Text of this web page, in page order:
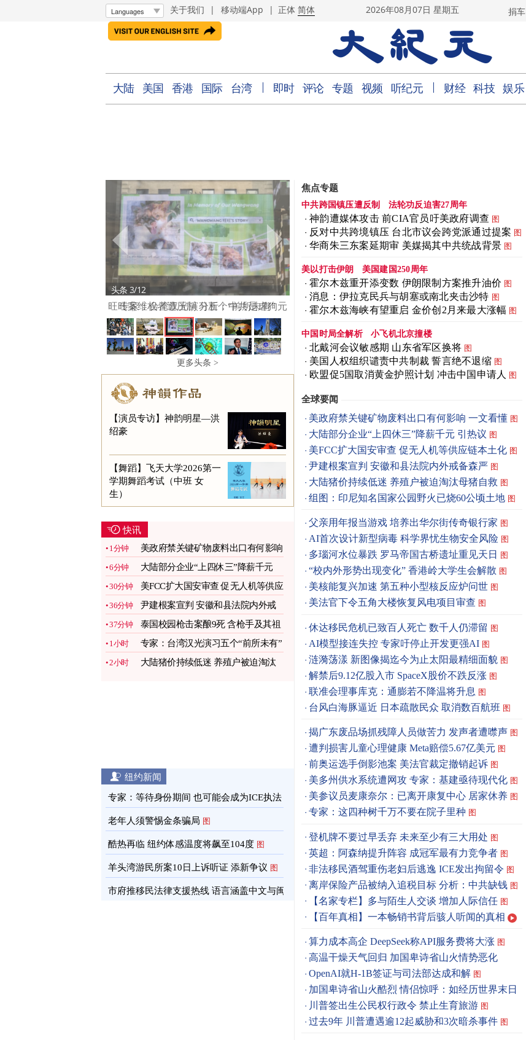
关于我们 | 移动端App | 正体 简体 2026年08月07日 星期五 捐车
大陆 美国 香港 国际 台湾 即时 评论 专题 视频 听纪元 财经 科技 娱乐
头条 3/12
旺旺案维权者遭压制 分析：中共是虐狗元
凶
更多头条 >
【演员专访】神韵明星—洪
绍豪
【舞蹈】飞天大学2026第一
学期舞蹈考试（中班 女
生）
快讯
1分钟
美政府禁关键矿物废料出口有何影响
一文看懂 图
6分钟
大陆部分企业“上四休三”降薪千元
引热议 图
30分钟
美FCC扩大国安审查 促无人机等供应
链本土化 图
36分钟
尹建根案宣判 安徽和县法院内外戒
备森严 图
37分钟
泰国校园枪击案酿9死 含枪手及其祖
父母
1小时 专家：台湾汉光演习五个“前所未有”
图
2小时
大陆猪价持续低迷 养殖户被迫淘汰
纽约新闻
专家：等待身份期间 也可能会成为ICE执法
目标 图
老年人须警惕金条骗局 图
酷热再临 纽约体感温度将飙至104度 图
羊头湾游民所案10日上诉听证 添新争议 图
市府推移民法律支援热线 语言涵盖中文与闽
焦点专题
中共跨国镇压遭反制 法轮功反迫害27周年
神韵遭媒体攻击 前CIA官员吁美政府调查 图
反对中共跨境镇压 台北市议会跨党派通过提案 图
华商朱三东案延期审 美媒揭其中共统战背景 图
美以打击伊朗 美国建国250周年
霍尔木兹重开添变数 伊朗限制方案推升油价 图
消息：伊拉克民兵与胡塞或南北夹击沙特 图
霍尔木兹海峡有望重启 金价创2月来最大涨幅 图
中国时局全解析 小飞机北京撞楼
北戴河会议敏感期 山东省军区换将 图
美国人权组织谴责中共制裁 誓言绝不退缩 图
欧盟促5国取消黄金护照计划 冲击中国申请人 图
全球要闻
美政府禁关键矿物废料出口有何影响 一文看懂 图
大陆部分企业“上四休三”降薪千元 引热议 图
美FCC扩大国安审查 促无人机等供应链本土化 图
尹建根案宣判 安徽和县法院内外戒备森严 图
大陆猪价持续低迷 养殖户被迫淘汰母猪自救 图
组图：印尼知名国家公园野火已烧60公顷土地 图
父亲用年报当游戏 培养出华尔街传奇银行家 图
AI首次设计新型病毒 科学界忧生物安全风险 图
多瑙河水位暴跌 罗马帝国古桥遗址重见天日 图
“校内外形势出现变化” 香港岭大学生会解散 图
美核能复兴加速 第五种小型核反应炉问世 图
美法官下令五角大楼恢复风电项目审查 图
休达移民危机已致百人死亡 数千人仍滞留 图
AI模型接连失控 专家吁停止开发更强AI 图
涟漪荡漾 新图像揭迄今为止太阳最精细面貌 图
解禁后9.12亿股入市 SpaceX股价不跌反涨 图
联准会理事库克：通膨若不降温将升息 图
台风白海豚逼近 日本疏散民众 取消数百航班 图
揭广东废品场抓残障人员做苦力 发声者遭噤声 图
遭判损害儿童心理健康 Meta赔偿5.67亿美元 图
前奥运选手倒影池案 美法官裁定撤销起诉 图
美多州供水系统遭网攻 专家：基建亟待现代化 图
美参议员麦康奈尔：已离开康复中心 居家休养 图
专家：这四种树千万不要在院子里种 图
登机牌不要过早丢弃 未来至少有三大用处 图
英超：阿森纳提升阵容 成冠军最有力竞争者 图
非法移民酒驾重伤老妇后逃逸 ICE发出拘留令 图
离岸保险产品被纳入追税目标 分析：中共缺钱 图
【名家专栏】多与陌生人交谈 增加人际信任 图
【百年真相】一本畅销书背后骇人听闻的真相
算力成本高企 DeepSeek称API服务费将大涨 图
高温干燥天气回归 加国卑诗省山火情势恶化
OpenAI就H-1B签证与司法部达成和解 图
加国卑诗省山火酷烈 情侣惊呼：如经历世界末日
图川普签出生公民权行政令 禁止生育旅游 图
过去9年 川普遭遇逾12起威胁和3次暗杀事件 图